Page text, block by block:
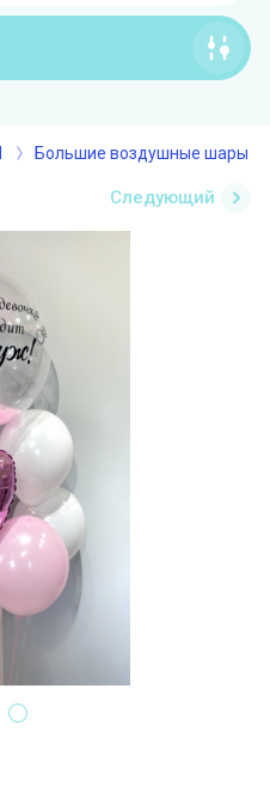
Большие воздушные шары
Следующий